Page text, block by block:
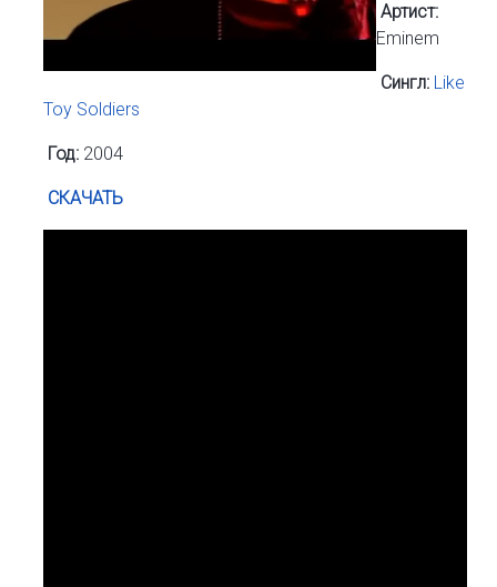
Артист:
Eminem
Сингл: Like
Toy Soldiers
Год: 2004
СКАЧАТЬ